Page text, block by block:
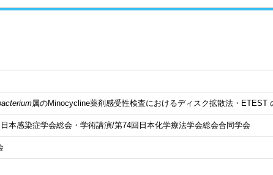
属のMinocycline薬剤感受性検査におけるディスク拡散法・ETEST
本感染症学会総会・学術講演/第74回日本化学療法学会総会合同学会